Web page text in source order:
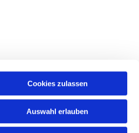
Cookies zulassen
Auswahl erlauben